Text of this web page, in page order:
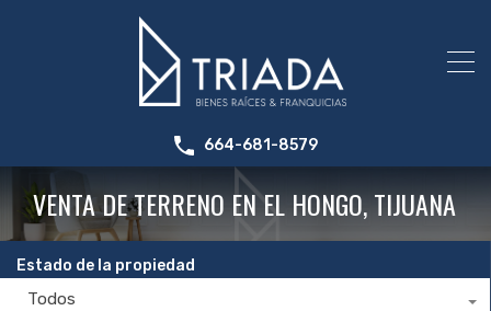
664-681-8579
VENTA DE TERRENO EN EL HONGO, TIJUANA
Estado de la propiedad
Todos